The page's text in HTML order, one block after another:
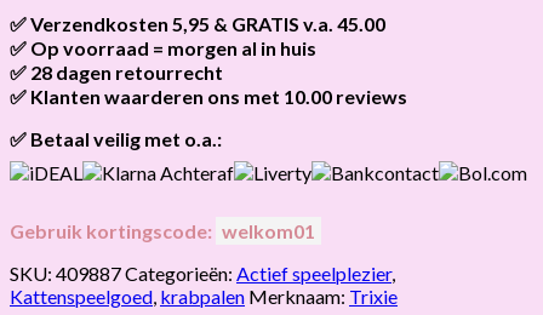
44416
BEIGE
hoeveelheid
✅ Verzendkosten 5,95 & GRATIS v.a. 45.00
Brievenbus verzendingen zijn 3,95, een pakket 5,95 en
bestellingen v.a. 45,00 worden gratis verzonden.
✅ Op voorraad = morgen al in huis
Als het product op voorraad is en je bestelt vóór 13:00, wordt
hetvandaag nog verzonden.
✅ 28 dagen retourrecht
Niet tevreden? Geen probleem! Je hebt28 dagen
✅ Klanten waarderen ons met 10.00 reviews
✅ Betaal veilig met o.a.:
Gebruik kortingscode: welkom01
SKU: 409887Categorieën: Actief speelplezier,
Kattenspeelgoed krabpalen Merknaam: Trixie